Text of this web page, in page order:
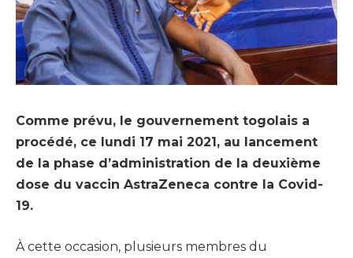
Comme prévu, le gouvernement togolais a
procédé, ce lundi 17 mai 2021, au lancement
de la phase d’administration de la deuxième
dose du vaccin AstraZeneca contre la Covid-
19.
À cette occasion, plusieurs membres du